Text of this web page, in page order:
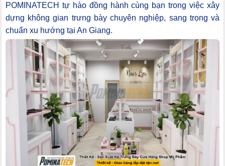
POMINATECH tự hào đồng hành cùng bạn trong việc xây
dựng không gian trưng bày chuyên nghiệp, sang trọng và
chuẩn xu hướng tại An Giang.